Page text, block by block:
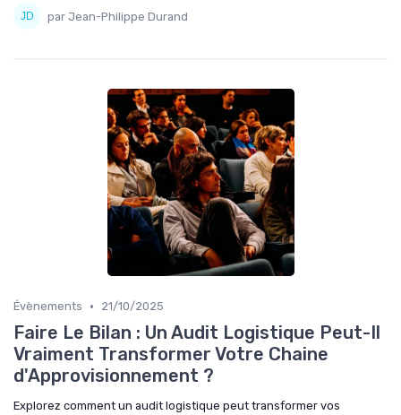
par Jean-Philippe Durand
Évènements • 21/10/2025
Faire Le Bilan : Un Audit Logistique Peut-Il
Vraiment Transformer Votre Chaine
d'Approvisionnement ?
Explorez comment un audit logistique peut transformer vos